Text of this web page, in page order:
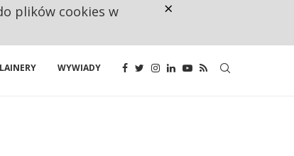
WYWIADY
plików cookies w
×